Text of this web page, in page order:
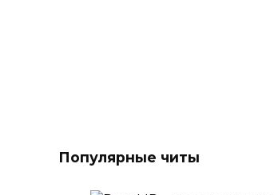
Популярные читы